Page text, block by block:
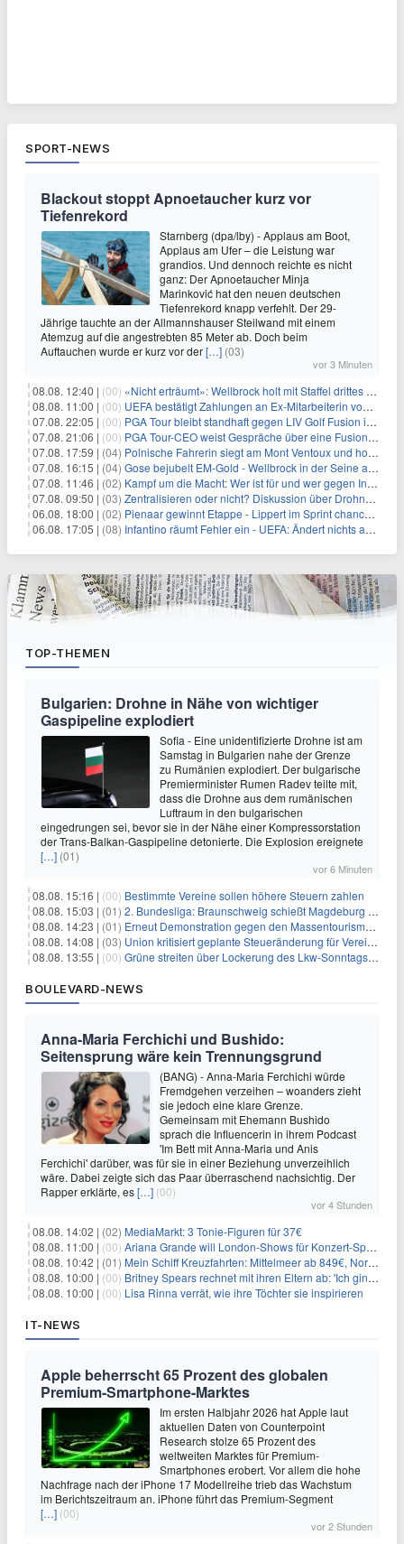
SPORT-NEWS
Blackout stoppt Apnoetaucher kurz vor
Tiefenrekord
Starnberg (dpa/lby) - Applaus am Boot,
Applaus am Ufer – die Leistung war
grandios. Und dennoch reichte es nicht
ganz: Der Apnoetaucher Minja
Marinković hat den neuen deutschen
Tiefenrekord knapp verfehlt. Der 29-
Jährige tauchte an der Allmannshauser Steilwand mit einem
Atemzug auf die angestrebten 85 Meter ab. Doch beim
Auftauchen wurde er kurz vor der[…] (03)
vor 3 Minuten
08.08. 12:40 | (00) «Nicht erträumt»: Wellbrock holt mit Staffel drittes EM-Gold
08.08. 11:00 | (00) UEFA bestätigt Zahlungen an Ex-Mitarbeiterin von Infantino
07.08. 22:05 | (00) PGA Tour bleibt standhaft gegen LIV Golf Fusion in einem sich wandelnden Sportumfeld
07.08. 21:06 | (00) PGA Tour-CEO weist Gespräche über eine Fusion mit LIV Golf zurück und bekräftigt die Wettbewerbslandschaft
07.08. 17:59 | (04) Polnische Fahrerin siegt am Mont Ventoux und holt Tour-Gelb
07.08. 16:15 | (04) Gose bejubelt EM-Gold - Wellbrock in der Seine ausgebremst
07.08. 11:46 | (02) Kampf um die Macht: Wer ist für und wer gegen Infantino?
07.08. 09:50 | (03) Zentralisieren oder nicht? Diskussion über Drohnenabwehr
06.08. 18:00 | (02) Pienaar gewinnt Etappe - Lippert im Sprint chancenlos
06.08. 17:05 | (08) Infantino räumt Fehler ein - UEFA: Ändert nichts an Boykott
TOP-THEMEN
Bulgarien: Drohne in Nähe von wichtiger
Gaspipeline explodiert
Sofia - Eine unidentifizierte Drohne ist am
Samstag in Bulgarien nahe der Grenze
zu Rumänien explodiert. Der bulgarische
Premierminister Rumen Radev teilte mit,
dass die Drohne aus dem rumänischen
Luftraum in den bulgarischen
eingedrungen sei, bevor sie in der Nähe einer Kompressorstation
der Trans-Balkan-Gaspipeline detonierte. Die Explosion ereignete
[…] (01)
vor 6 Minuten
08.08. 15:16 | (00) Bestimmte Vereine sollen höhere Steuern zahlen
08.08. 15:03 | (01) 2. Bundesliga: Braunschweig schießt Magdeburg ab
08.08. 14:23 | (01) Erneut Demonstration gegen den Massentourismus auf Mallorca
08.08. 14:08 | (03) Union kritisiert geplante Steueränderung für Vereine
08.08. 13:55 | (00) Grüne streiten über Lockerung des Lkw-Sonntagsfahrverbots
BOULEVARD-NEWS
Anna-Maria Ferchichi und Bushido:
Seitensprung wäre kein Trennungsgrund
(BANG) - Anna-Maria Ferchichi würde
Fremdgehen verzeihen – woanders zieht
sie jedoch eine klare Grenze.
Gemeinsam mit Ehemann Bushido
sprach die Influencerin in ihrem Podcast
'Im Bett mit Anna-Maria und Anis
Ferchichi' darüber, was für sie in einer Beziehung unverzeihlich
wäre. Dabei zeigte sich das Paar überraschend nachsichtig. Der
Rapper erklärte, es[…] (00)
vor 4 Stunden
08.08. 14:02 | (02) MediaMarkt: 3 Tonie-Figuren für 37€
08.08. 11:00 | (00) Ariana Grande will London-Shows für Konzert-Special filmen
08.08. 10:42 | (01) Mein Schiff Kreuzfahrten: Mittelmeer ab 849€, Norwegen ab 999€ p.P.
08.08. 10:00 | (00) Britney Spears rechnet mit ihren Eltern ab: 'Ich ging zwei Monate lang auf die Knie und weinte'
08.08. 10:00 | (00) Lisa Rinna verrät, wie ihre Töchter sie inspirieren
IT-NEWS
Apple beherrscht 65 Prozent des globalen
Premium-Smartphone-Marktes
Im ersten Halbjahr 2026 hat Apple laut
aktuellen Daten von Counterpoint
Research stolze 65 Prozent des
weltweiten Marktes für Premium-
Smartphones erobert. Vor allem die hohe
Nachfrage nach der iPhone 17 Modellreihe trieb das Wachstum
im Berichtszeitraum an. iPhone führt das Premium-Segment
[…] (00)
vor 2 Stunden